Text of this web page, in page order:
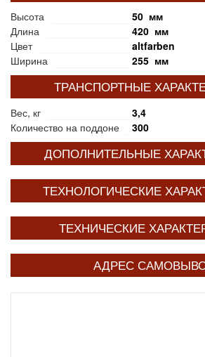
Высота
50 мм
Длина
420 мм
Цвет
altfarben
Ширина
255 мм
ТРАНСПОРТНЫЕ
Вес, кг
3,4
Количество на поддоне
300
ДОПОЛНИТЕЛЬНЫЕ
ТЕХНОЛОГИЧЕСКИЕ
ТЕХНИЧЕСКИЕ
АДРЕС